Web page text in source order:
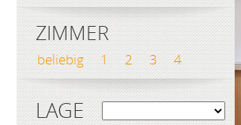
ZIMMER
beliebig 1 2 3 4
LAGE